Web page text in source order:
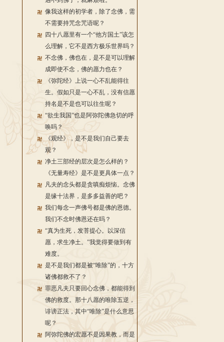
像我这样的初学者，除了念佛，需
不需要持咒念咒语呢？
四十八愿里有一个“他方国土”该怎
么理解，它不是西方极乐世界吗？
不念佛，佛也在，是不是可以理解
成即使不念，佛的愿力也在？
《弥陀经》上说一心不乱能得往
生。假如只是一心不乱，没有信愿
持名是不是也可以往生呢？
“欲生我国”也是阿弥陀佛急切的呼
唤吗？
《观经》，是不是我们自己要去
观？
净土三部经的层次是怎么样的？
《无量寿经》是不是更具体一点？
凡夫的念头都是贪嗔痴烦恼。念佛
是缘十法界，是多多益善的吧？
我们每念一声佛号都是佛的恩德。
我们不念时佛恩还在吗？
“真为生死，发菩提心。以深信
愿，求生净土。”我觉得要做到有
难度。
是不是我们都是被“唯除”的，十方
诸佛都救不了？
罪恶凡夫只要回心念佛，都能得到
佛的救度。那十八愿的唯除五逆，
诽谤正法，其中“唯除”是什么意思
呢？
阿弥陀佛的宏愿不是因果教，而是